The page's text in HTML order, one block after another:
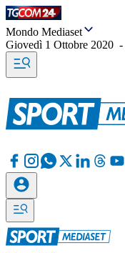
Mondo Mediaset
Giovedì 1 Ottobre 2020 -